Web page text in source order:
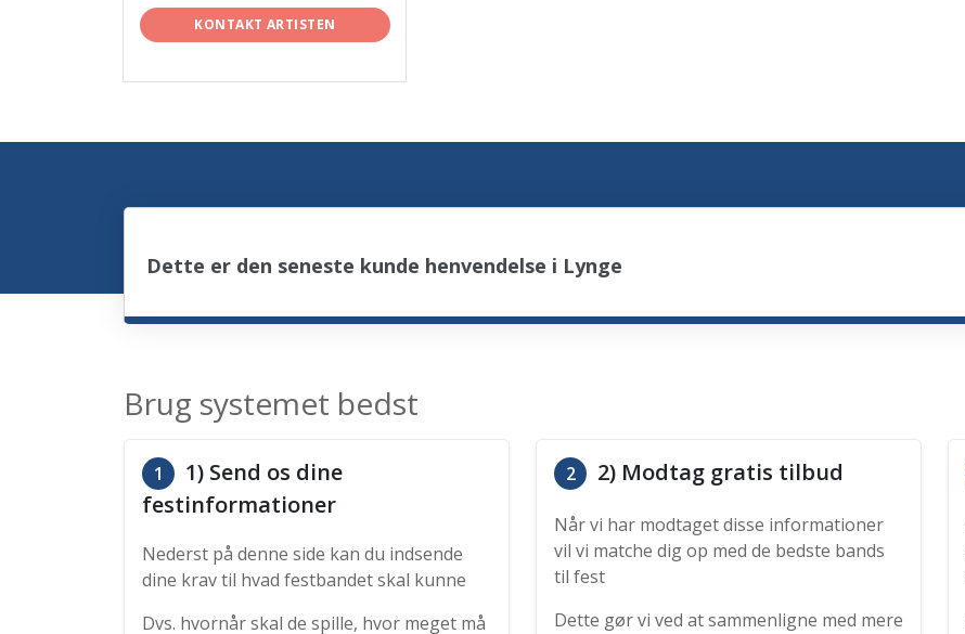
KONTAKT ARTISTEN
Dette er den seneste kunde henvendelse i Lynge
Brug systemet bedst
1
1) Send os dine
festinformationer
Nederst på denne side kan du indsende
dine krav til hvad festbandet skal kunne
Dvs. hvornår skal de spille, hvor meget må
2 2) Modtag gratis tilbud
Når vi har modtaget disse informationer
vil vi matche dig op med de bedste bands
til fest
Dette gør vi ved at sammenligne med mere